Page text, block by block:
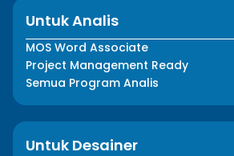
Untuk Analis
MOS Word Associate
Project Management Ready
Semua Program Analis
Untuk Desainer